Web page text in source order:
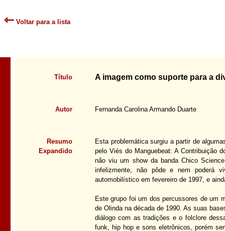
⇽ Voltar para a lista
Título A imagem como suporte para a
Autor Fernanda Carolina Armando Duarte
Resumo
Expandido
Esta problemática surgiu a partir de
pelo Viés do Manguebeat: A Contribuição
não viu um show da banda Chico
infelizmente, não pôde e nem poderá
automobilístico em fevereiro de 1997, e
Este grupo foi um dos percussores de um
de Olinda na década de 1990. As suas
diálogo com as tradições e o folclore
funk, hip hop e sons eletrônicos, porém